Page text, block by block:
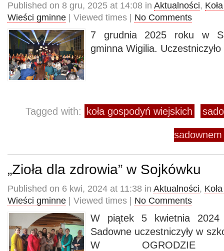
Published on 8 gru, 2025 at 14:08 in Aktualności,
Wieści gminne | Viewed times | No Comments
7 grudnia 2025 roku w
gminna Wigilia.
Tagged with: koła gospodyń wiejskich
sadownem
„Zioła dla zdrowia” w Sojkówku
Published on 6 kwi, 2024 at 11:38 in Aktualności,
Wieści gminne | Viewed times | No Comments
W piątek 5 kwietnia 2024
Sadowne uczestniczyły w
W OGRODZIE